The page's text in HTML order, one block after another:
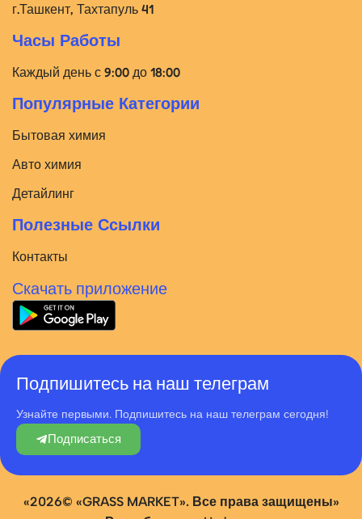
г.Ташкент, Тахтапуль 41
Часы Работы
Каждый день с 9:00 до 18:00
Популярные Категории
Бытовая химия
Авто химия
Детайлинг
Полезные Ссылки
Контакты
Скачать приложение
Подпишитесь на наш телеграм
Узнайте первыми. Подпишитесь на наш телеграм сегодня!
Подписаться
«2026© «GRASS MARKET». Все права защищены»